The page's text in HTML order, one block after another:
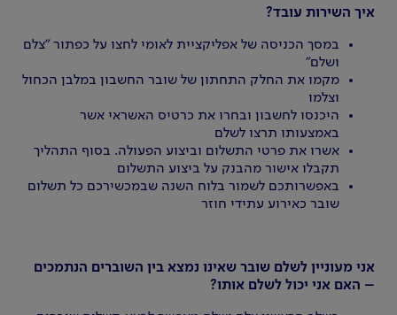
איך השירות עובד?
במסך הכניסה של אפליקציית לאומי לחצו על כפתור "צלם
ושלם"
מקמו את החלק התחתון של שובר החשבון במלבן הכחול
וצלמו
היכנסו לחשבון ובחרו את כרטיס האשראי אשר
באמצעותו תרצו לשלם
אשרו את פרטי התשלום וביצוע הפעולה. בסוף התהליך
תקבלו אישור מהבנק על ביצוע התשלום
באפשרותכם לשמור בלוח השנה שבמכשירכם כל תשלום
שובר כאירוע עתידי חוזר
אני מעוניין לשלם שובר שאינו נמצא בין השוברים הנתמכים
– האם אני יכול לשלם אותו?